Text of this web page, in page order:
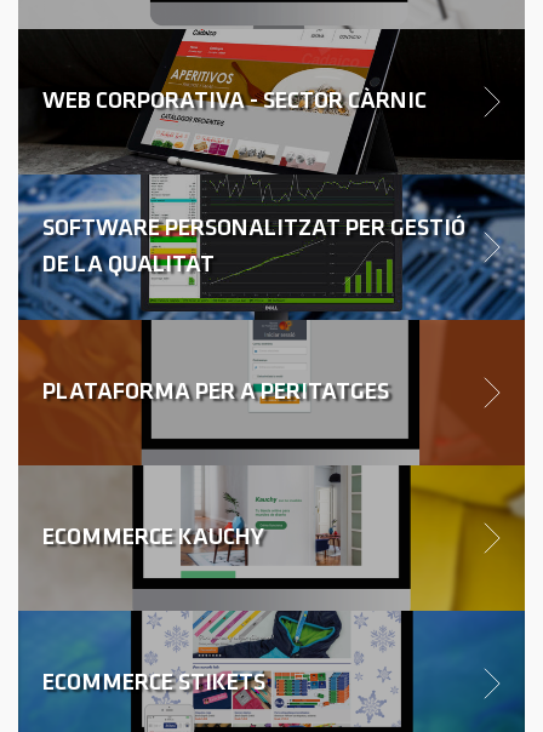
WEB CORPORATIVA - SECTOR CÀRNIC
SOFTWARE PERSONALITZAT PER GESTIÓ
DE LA QUALITAT
PLATAFORMA PER A PERITATGES
ECOMMERCE KAUCHY
ECOMMERCE STIKETS